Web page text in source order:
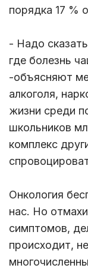
порядка 17 %
- Надо
где болезнь
-объясняют
алкоголя,
жизни среди
школьников
комплекс
Онкология
нас. Но
симптомов,
происходит,